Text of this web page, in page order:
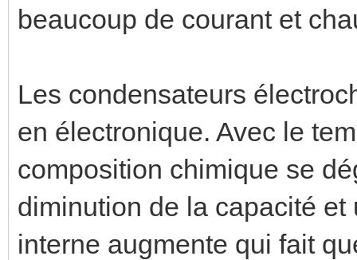
beaucoup de courant et
Les condensateurs
en électronique. Avec le
composition chimique se
diminution de la capacité
interne augmente qui fait